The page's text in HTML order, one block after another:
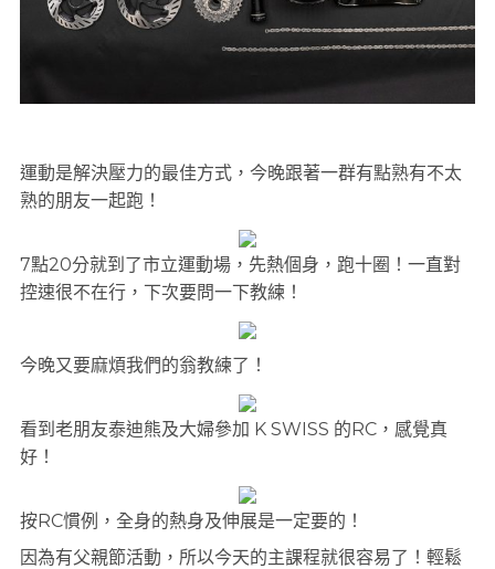
運動是解決壓力的最佳方式，今晚跟著一群有點熟有不太
熟的朋友一起跑！
7點20分就到了市立運動場，先熱個身，跑十圈！一直對
控速很不在行，下次要問一下教練！
今晚又要麻煩我們的翁教練了！
看到老朋友泰迪熊及大婦參加 K SWISS 的RC，感覺真
好！
按RC慣例，全身的熱身及伸展是一定要的！
因為有父親節活動，所以今天的主課程就很容易了！輕鬆